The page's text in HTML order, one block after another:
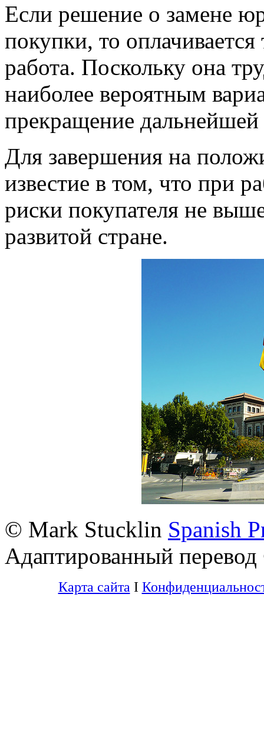
Если решение о замене
покупки, то оплачивается
работа. Поскольку она
наиболее вероятным
прекращение
Для завершения на
известие в том, что при
риски покупателя не
развитой стране.
© Mark Stucklin Spanish
Адаптированный
Карта сайта I